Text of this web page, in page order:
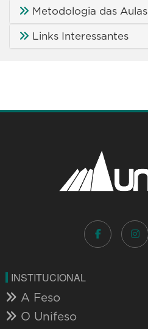
Metodologia das Aulas
Links Interessantes
INSTITUCIONAL
A Feso
O Unifeso